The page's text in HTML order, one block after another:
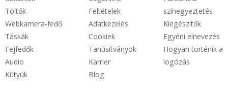
Töltők
Webkamera-fedő
Táskák
Fejfedők
Audio
Kütyük
Feltételek
Adatkezelés
Cookiek
Tanúsítványok
Karrier
Blog
színegyeztetés
Kiegészítők
Egyéni elnevezés
Hogyan történik a
logózás